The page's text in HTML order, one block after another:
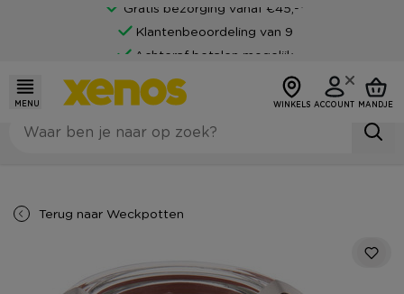
Gratis bezorging vanaf €45,-*
Klantenbeoordeling van 9
Achteraf betalen mogelijk
MENU WINKELS ACCOUNT MANDJE
Terug naar Weckpotten